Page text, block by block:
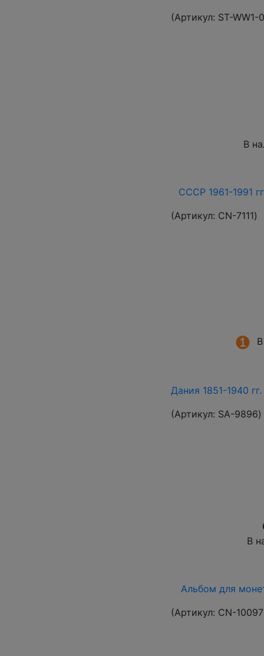
(Артикул: ST-
В
СССР 1961-1991
(Артикул: СN-7111)
Дания 1851-1940
(Артикул: SA-9896)
В
Альбом для
(Артикул: CN-